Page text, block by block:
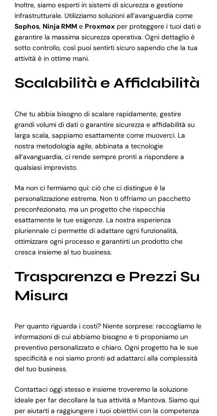
Inoltre, siamo esperti in sistemi di sicurezza e gestione
infrastrutturale. Utilizziamo soluzioni all’avanguardia come
Sophos, Ninja RMMe Proxmoxper proteggere i tuoi dati e
garantire la massima sicurezza operativa. Ogni dettaglio è
sotto controllo, così puoi sentirti sicuro sapendo che la tua
attività è in ottime mani.
Scalabilità e Affidabilità
Che tu abbia bisogno di scalare rapidamente, gestire
grandi volumi di dati o garantire sicurezza e affidabilità su
larga scala, sappiamo esattamente come muoverci. La
nostra metodologia agile, abbinata a tecnologie
all’avanguardia, ci rende sempre pronti a rispondere a
qualsiasi imprevisto.
Ma non ci fermiamo qui: ciò che ci distingue è la
personalizzazione estrema. Non ti offriamo un pacchetto
preconfezionato, ma un progetto che rispecchia
esattamente le tue esigenze. La nostra esperienza
pluriennale ci permette di adattare ogni funzionalità,
ottimizzare ogni processo e garantirti un prodotto che
cresca insieme al tuo business.
Trasparenza e Prezzi Su
Misura
Per quanto riguarda i costi? Niente sorprese: raccogliamo le
informazioni di cui abbiamo bisogno e ti proponiamo un
preventivo personalizzato e chiaro. Ogni progetto ha le sue
specificità e noi siamo pronti ad adattarci alla complessità
del tuo business.
Contattaci oggi stesso e insieme troveremo la soluzione
ideale per far decollare la tua attività a Mantova. Siamo qui
per aiutarti a raggiungere i tuoi obiettivi con la competenza